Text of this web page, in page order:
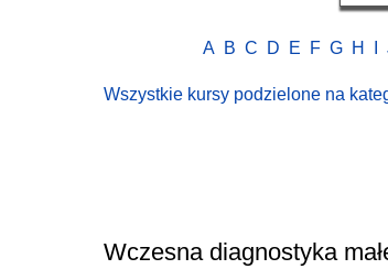
A B C D E F G H
Wszystkie kursy podzielone na
Wczesna diagnostyka